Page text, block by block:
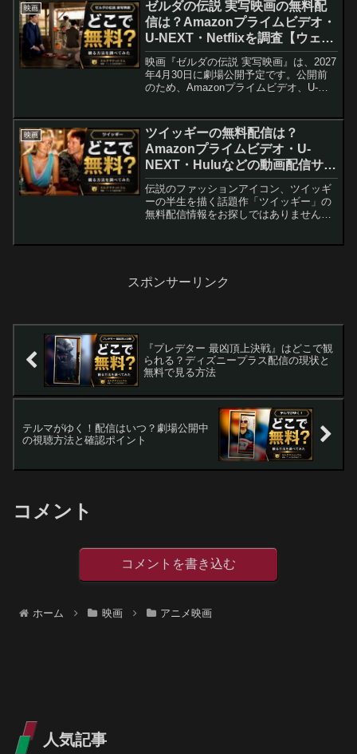
聴...
映画
ゼルダの伝説 実写映画の無料配
信は？Amazonプライムビデオ・
U-NEXT・Netflixを調査【ウェ
ス・ボール監督・宮本茂プロデュ
ーサー】
映画『ゼルダの伝説 実写映画』は、2027
年4月30日に劇場公開予定です。公開前
のため、Amazonプライムビデオ、U-
基に、公開後に正規の配信先と無料視
聴...
映画
ツイッギーの無料配信は？
Amazonプライムビデオ・U-
NEXT・Huluなどの動画配信サブ
スクサービスを調査【ツイッギ
ー・ダスティン・ホフマン】
伝説のファッションアイコン、ツイッギ
ーの半生を描く話題作「ツイッギー」の
無料配信情報をお探しではありません
スポンサーリンク
『プレデター 最凶頂上決戦』はどこで観
られる？ディズニープラス配信の現状と
無料で見る方法
テルマがゆく！配信はいつ？劇場公開中
の視聴方法と確認ポイント
コメント
コメントを書き込む
ホーム 映画 アニメ映画
人気記事